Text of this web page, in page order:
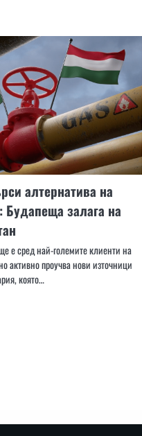
алтернатива на
Будапеща залага на
е сред най-големите клиенти на
активно проучва нови източници
която…